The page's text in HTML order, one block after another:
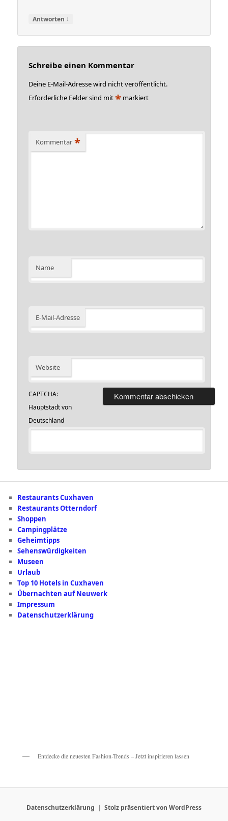
Antworten ↓
Schreibe einen Kommentar
Deine E-Mail-Adresse wird nicht veröffentlicht.
Erforderliche Felder sind mit* markiert
Kommentar *
Name
E-Mail-Adresse
Website
CAPTCHA:
Hauptstadt von
Deutschland
Restaurants Cuxhaven
Restaurants Otterndorf
Shoppen
Campingplätze
Geheimtipps
Sehenswürdigkeiten
Museen
Urlaub
Top 10 Hotels in Cuxhaven
Übernachten auf Neuwerk
Impressum
Datenschutzerklärung
Entdecke die neuesten Fashion-Trends – Jetzt inspirieren lassen
Datenschutzerklärung Stolz präsentiert von WordPress